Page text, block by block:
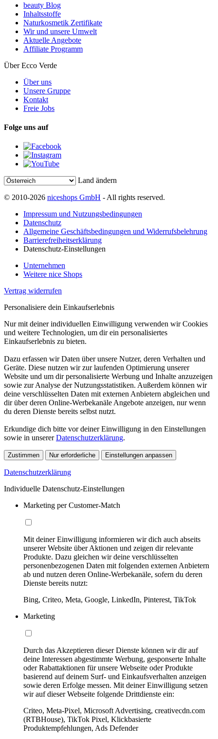
beauty Blog
Inhaltsstoffe
Naturkosmetik Zertifikate
Wir und unsere Umwelt
Aktuelle Angebote
Affiliate Programm
Über Ecco Verde
Über uns
Unsere Gruppe
Kontakt
Freie Jobs
Folge uns auf
Land ändern
© 2010-2026 niceshops GmbH - All rights reserved.
Impressum und Nutzungsbedingungen
Datenschutz
Allgemeine Geschäftsbedingungen und Widerrufsbelehrung
Barrierefreiheitserklärung
Datenschutz-Einstellungen
Unternehmen
Weitere nice Shops
Vertrag widerrufen
Personalisiere dein Einkaufserlebnis
Nur mit deiner individuellen Einwilligung verwenden wir Cookies
und weitere Technologien, um dir ein personalisiertes
Einkaufserlebnis zu bieten.
Dazu erfassen wir Daten über unsere Nutzer, deren Verhalten und
Geräte. Diese nutzen wir zur laufenden Optimierung unserer
Website und um dir personalisierte Werbung und Inhalte anzuzeigen
sowie zur Analyse der Nutzungsstatistiken. Außerdem können wir
deine verschlüsselten Daten mit externen Anbietern abgleichen und
dir über deren Online-Werbekanäle Angebote anzeigen, nur wenn
du deren Dienste bereits selbst nutzt.
Erkundige dich bitte vor deiner Einwilligung in den Einstellungen
sowie in unsererDatenschutzerklärung.
Zustimmen Nur erforderliche Einstellungen anpassen
Datenschutzerklärung
Individuelle Datenschutz-Einstellungen
Marketing per Customer-Match
Mit deiner Einwilligung informieren wir dich auch abseits
unserer Website über Aktionen und zeigen dir relevante
Produkte. Dazu gleichen wir deine verschlüsselten
personenbezogenen Daten mit folgenden externen Anbietern
ab und nutzen deren Online-Werbekanäle, sofern du deren
Dienste bereits nutzt:
Bing, Criteo, Meta, Google, LinkedIn, Pinterest, TikTok
Marketing
Durch das Akzeptieren dieser Dienste können wir dir auf
deine Interessen abgestimmte Werbung, gesponserte Inhalte
oder Rabattaktionen für unsere Webseite oder Produkte
basierend auf deinem Surf- und Einkaufsverhalten anzeigen
sowie deren Erfolge messen. Mit deiner Einwilligung setzen
wir auf dieser Webseite folgende Drittdienste ein:
Criteo, Meta-Pixel, Microsoft Advertising, creativecdn.com
(RTBHouse), TikTok Pixel, Klickbasierte
Produktempfehlungen, Ads Defender